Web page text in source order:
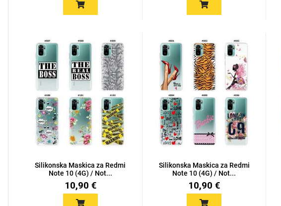
Silikonska Maskica za Redmi
Note 10 (4G) / Not...
10,90 €
Silikonska Maskica za Redmi
Note 10 (4G) / Not...
10,90 €